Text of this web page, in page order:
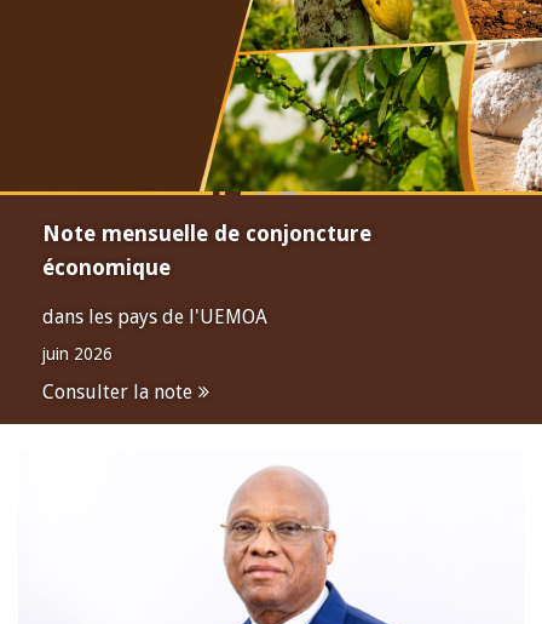
Note mensuelle de conjoncture
économique
dans les pays de l'UEMOA
juin 2026
Consulter la note